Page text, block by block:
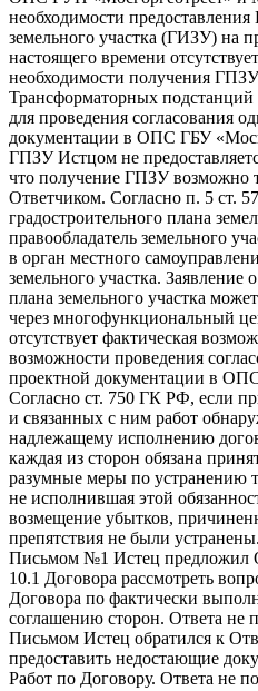
необходимости предоставления
земельного участка (ГИЗУ) на
настоящего времени
необходимости получения
Трансформаторных
для проведения согласования
документации в ОПС ГБУ
ГПЗУ Истцом не
что получение ГПЗУ возможно
Ответчиком. Согласно п. 5 ст.
градостроительного плана
правообладатель земельного
в орган местного
земельного участка. Заявление
плана земельного участка
через многофункциональный
отсутствует фактическая
возможности проведения
проектной документации в
Согласно ст. 750 ГК РФ, если
и связанных с ним работ
надлежащему исполнению
каждая из сторон обязана
разумные меры по устранению
не исполнившая этой
возмещение убытков,
препятствия не были устранены.
Письмом №1 Истец предложил
10.1 Договора рассмотреть
Договора по фактически
соглашению сторон. Ответа не
Письмом Истец обратился к
предоставить недостающие
Работ по Договору. Ответа не